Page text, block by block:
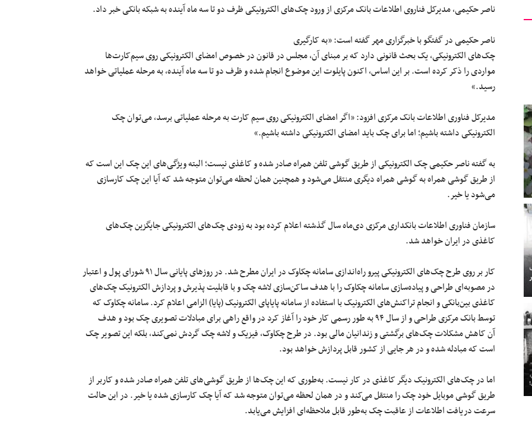
لندن ناصر حکیمی، مدیرکلفنارویاطلاعات بانک مرکزی از ورود چک‌های الکترونیکی ظرفدوتاسهماه آینده به شبکه بانکی خبر داد.
ناصر حکیمی در گفتگو با خبرگزاری مهر گفته است: «بهکارگیری
چک‌های الکترونیکی،یکبحث قانونی دارد که بر مبنای آن، مجلس در قانون در خصوص امضای الکترونیکی روی سیم‌کارت‌ها
مواردی را ذکر کرده است. بر این اساس، اکنون پایلوت این موضوعانجامشدهو ظرفدوتاسهماه آینده، به مرحله عملیاتی خواهد
رسید.»
مدیرکل فناوری اطلاعات بانک مرکزی افزود: «اگر امضای الکترونیکی رویسیمکارتبه مرحله عملیاتی برسد، می‌توان چک
الکترونیکی داشته باشیم؛ اما برای چک باید امضای الکترونیکی داشته باشیم.»
به گفته ناصر حکیمی چک الکترونیکی از طریق گوشی تلفن همراهصادرشدهو کاغذی نیست؛ البته ویژگی‌های این چک این است که
از طریق گوشی همراه به گوشی همراه دیگری منتقل می‌شود و همچنین همان لحظه می‌توان متوجه شد که آیا این چک کارسازی
می‌شود یا خیر.
سازمان فناوری اطلاعات بانکداری مرکزیدی‌ماهسال گذشته اعلام کرده بودبهزودیچک‌هایالکترونیکی جایگزینچک‌های
کاغذی در ایران خواهد شد.
کاربرروی طرحچک‌هایالکترونیکی پیروراه‌اندازیسامانه چکاوک در ایران مطرح شد. در روزهای پایانی سال۹۱شورای پول و اعتبار
در مصوبه‌ای طراحی و پیاده‌سازی سامانه چکاوک راباهدفساکن‌سازیلاشه چک وباقابلیتپذیرش و پردازش الکترونیک چک‌های
کاغذی بین‌بانکی و انجام تراکنش‌های الکترونیک با استفاده از سامانه پایاپایالکترونیک (پایا) الزامی اعلام کرد. سامانه چکاوک که
توسط بانک مرکزی طراحی و از سال۹۴بهطوررسمی کار خود را آغاز کرددرواقعراهی برای مبادلات تصویری چک بود و هدف
آن کاهش مشکلاتچک‌هایبرگشتی و زندانیان مالی بود. در طرح چکاوک، فیزیک و لاشه چک گردش نمی‌کند، بلکه این تصویر چک
است که مبادله شده و درهرجاییاز کشورقابلپردازشخواهد بود.
اما در چک‌های الکترونیک دیگر کاغذی در کار نیست.به‌طوریکهاین چک‌ها از طریق گوشی‌های تلفن همراهصادرشدهو کاربر از
طریق گوشی موبایل خود چک را منتقل می‌کند و در همان لحظه می‌توان متوجه شد که آیا چک کارسازی شده یا خیر. در این حالت
سرعت دریافت اطلاعات از عاقبت چک به‌طورقابلملاحظه‌ایافزایش می‌یابد.